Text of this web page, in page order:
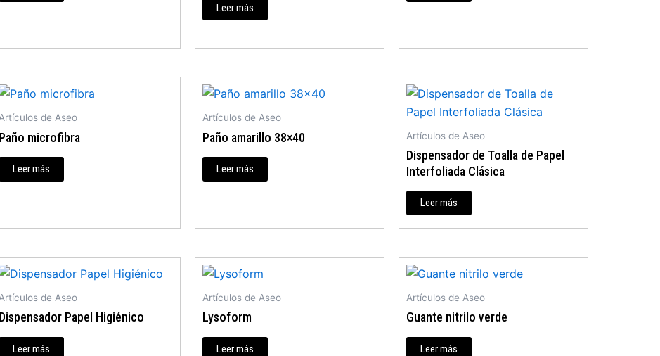
Leer más
Artículos de Aseo
Paño microfibra
Leer más
Artículos de Aseo
Paño amarillo 38×40
Leer más
Artículos de Aseo
Dispensador de Toalla de Papel
Interfoliada Clásica
Leer más
Artículos de Aseo
Dispensador Papel Higiénico
Leer más
Artículos de Aseo
Lysoform
Leer más
Artículos de Aseo
Guante nitrilo verde
Leer más